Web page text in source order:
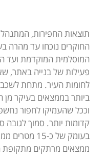
תוצאות החפירות,
החוקרים נוכחו עד מהרה
המוסלמית המוקדמת
פעילות של בנייה באתר,
לחומות העיר. מתחת
ביותר בממצאים בעיקר מן
וככל שהעמיקו לחפור
קדומות יותר. סמוך
בעומק של כ-
ממצאים מרתקים מתקופת